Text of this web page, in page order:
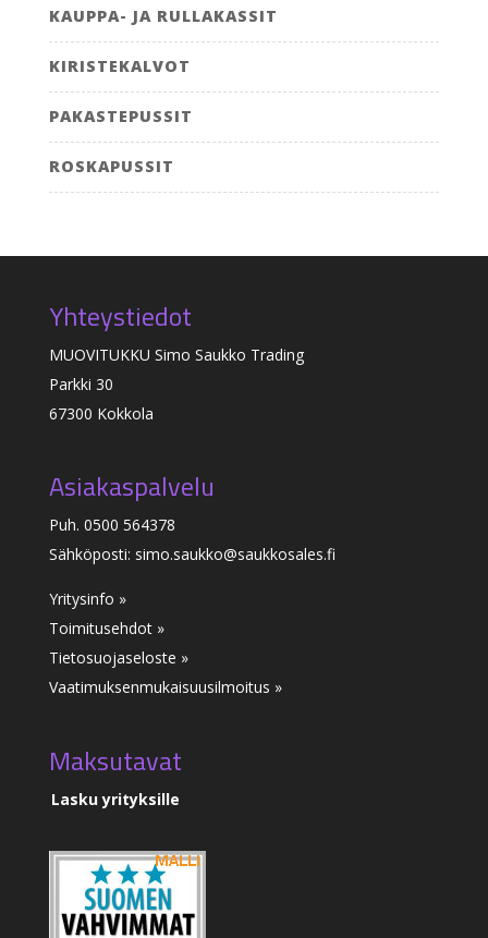
KAUPPA- JA RULLAKASSIT
KIRISTEKALVOT
PAKASTEPUSSIT
ROSKAPUSSIT
Yhteystiedot
MUOVITUKKU Simo Saukko Trading
Parkki 30
67300 Kokkola
Asiakaspalvelu
Puh. 0500 564378
Sähköposti: simo.saukko@saukkosales.fi
Yritysinfo »
Toimitusehdot »
Tietosuojaseloste »
Vaatimuksenmukaisuusilmoitus »
Maksutavat
Lasku yrityksille